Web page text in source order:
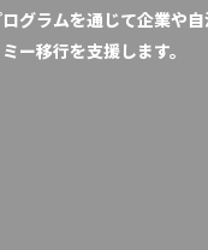
グラムを通じて企業や
ー移行を支援します。